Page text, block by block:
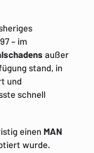
– im
außer
stand, in
und
schnell
einenMAN
wurde.